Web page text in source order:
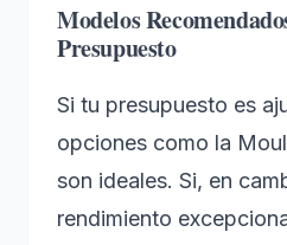
Modelos
Presupuesto
Si tu presupuesto es
opciones como la
son ideales. Si, en
rendimiento